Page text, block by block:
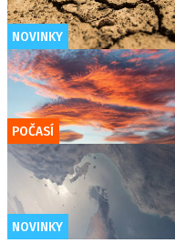
NOVINKY
POČASÍ
NOVINKY